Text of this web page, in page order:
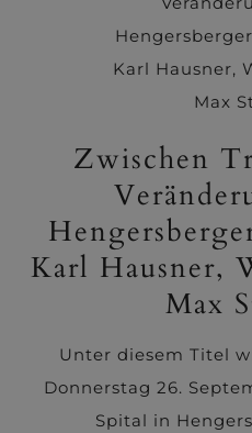
Zwischen
Karl Hausner,
Max
Unter diesem Titel
Donnerstag 26.
Spital in